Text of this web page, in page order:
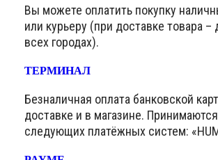
Вы можете оплатить покупку
или курьеру (при доставке товара –
всех городах).
ТЕРМИНАЛ
Безналичная оплата банковской
доставке и в магазине.
следующих платёжных систем: